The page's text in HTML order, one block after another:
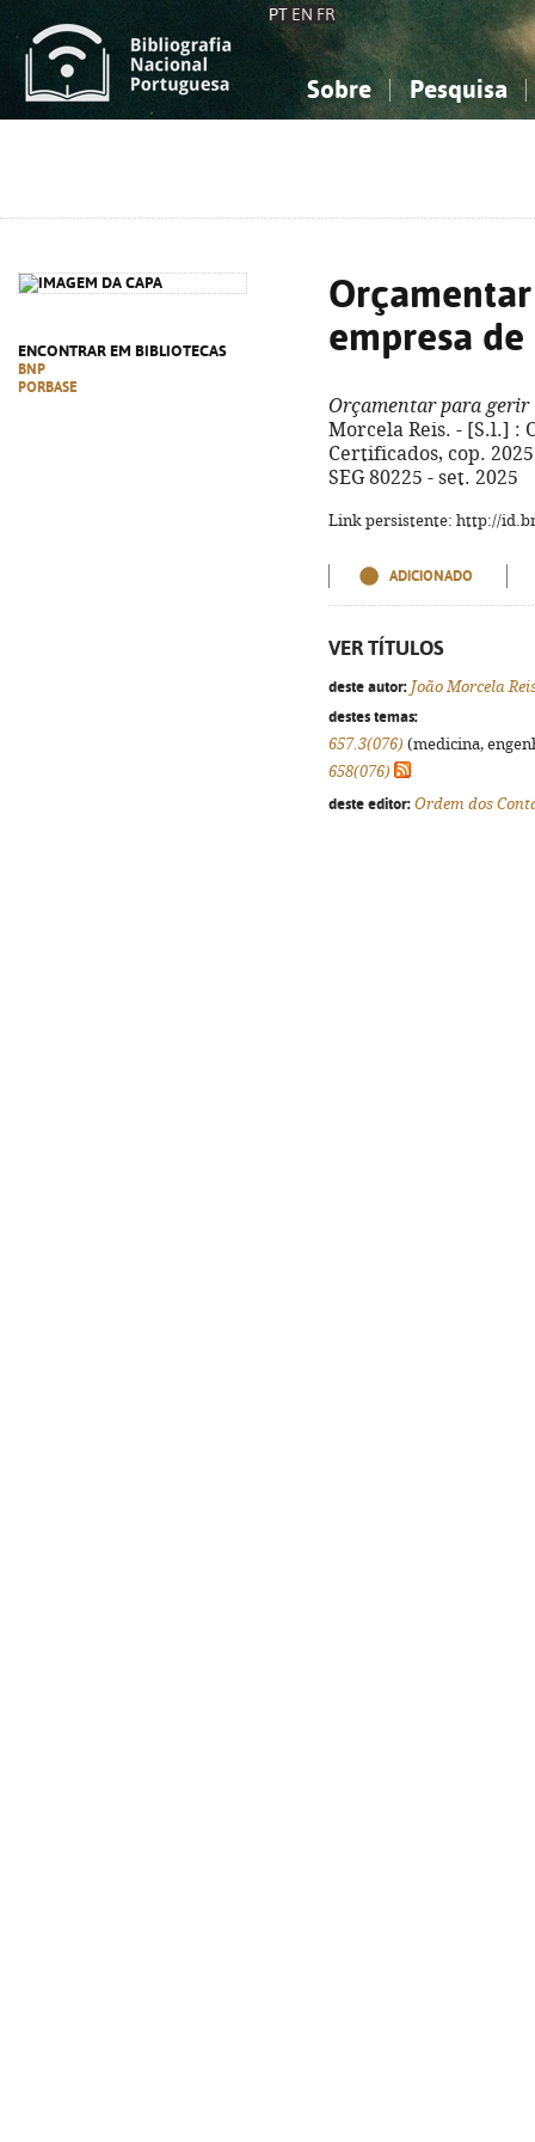
PT EN FR
Sobre Pesquisa
ENCONTRAR EM BIBLIOTECAS
BNP
PORBASE
empresa
Orçamentar para gerir
Morcela Reis. - [S.l.] :
Certificados, cop.
SEG 80225 - set. 2025
Link persistente: http://
ADICIONADO
VER TÍTULOS
deste autor: João Morcela
destes temas:
657.3(076) (medicina,
658(076)
deste editor: Ordem dos